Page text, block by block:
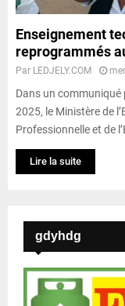
Enseignement
reprogrammés
Par LEDJELY.COM
Dans un
2025, le Ministère de
Professionnelle et de
Lire la suite
gdyhdg